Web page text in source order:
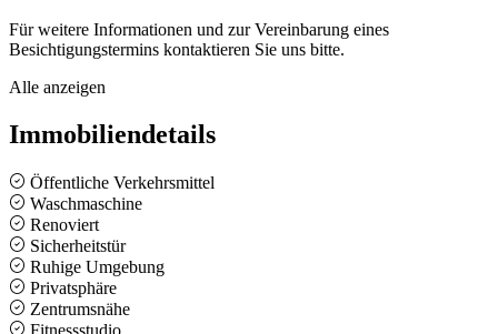
Für weitere Informationen und zur Vereinbarung eines
Besichtigungstermins kontaktieren Sie uns bitte.
Alle anzeigen
Immobiliendetails
Öffentliche Verkehrsmittel
Waschmaschine
Renoviert
Sicherheitstür
Ruhige Umgebung
Privatsphäre
Zentrumsnähe
Fitnessstudio